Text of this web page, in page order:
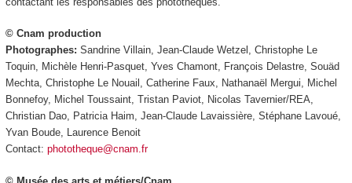
© Cnam production
Photographes: Sandrine Villain, Jean-Claude Wetzel, Christophe Le
Toquin, Michèle Henri-Pasquet, Yves Chamont, François Delastre, Souäd
Mechta, Christophe Le Nouail, Catherine Faux, Nathanaël Mergui, Michel
Bonnefoy, Michel Toussaint, Tristan Paviot, Nicolas Tavernier/REA,
Christian Dao, Patricia Haim, Jean-Claude Lavaissière, Stéphane Lavoué,
Yvan Boude, Laurence Benoit
Contact: phototheque@cnam.fr